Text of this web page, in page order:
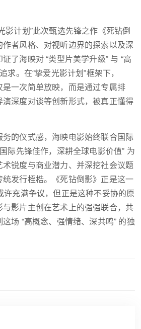
影计划”此次甄选先锋之作《死钻倒
者风格、对视听边界的探索以及深
了海映对 “类型片美学升级” 与 “高
求。在“挚爱光影计划”框架下，
是一次简单放映，而是通过专属排
深度对谈等创新形式，被真正懂得
的仪式感，海映电影始终联合国际
际先锋佳作，深耕全球电影价值” 为
锐度与商业潜力、并深挖社会议题
发行桎梏。《死钻倒影》正是这一
充满争议，但正是这种不妥协的原
影片主创在艺术上的强强联合，共
场 “高概念、强情绪、深共鸣” 的独